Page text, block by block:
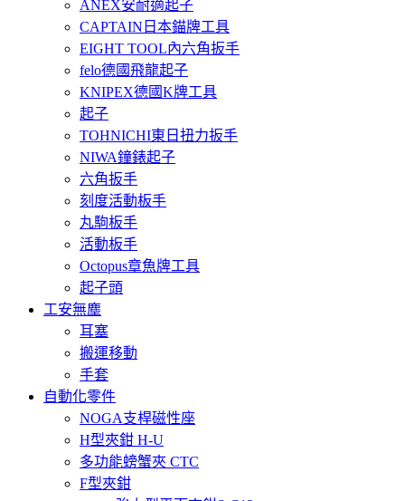
ANEX安耐適起子
CAPTAIN日本錨牌工具
EIGHT TOOL內六角扳手
felo德國飛龍起子
KNIPEX德國K牌工具
起子
TOHNICHI東日扭力扳手
NIWA鐘錶起子
六角扳手
刻度活動板手
丸駒板手
活動板手
Octopus章魚牌工具
起子頭
工安無塵
耳塞
搬運移動
手套
自動化零件
NOGA支桿磁性座
H型夾鉗 H-U
多功能螃蟹夾 CTC
F型夾鉗